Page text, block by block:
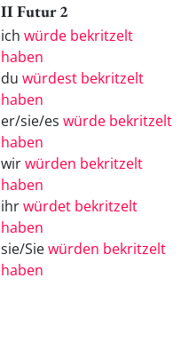
II Futur 2
ich würde bekritzelt
haben
du würdest bekritzelt
haben
er/sie/es würde bekritzelt
haben
wirwürden bekritzelt
haben
ihrwürdet bekritzelt
haben
sie/Siewürden bekritzelt
haben